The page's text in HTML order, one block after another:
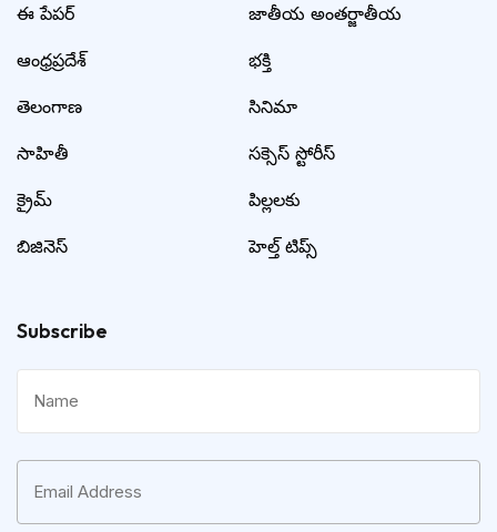
ఈ పేపర్
ఆంధ్రప్రదేశ్
తెలంగాణ
సాహితీ
క్రైమ్
బిజినెస్
జాతీయ అంతర్జాతీయ
భక్తి
సినిమా
సక్సెస్ స్టోరీస్
పిల్లలకు
హెల్త్ టిప్స్
Subscribe